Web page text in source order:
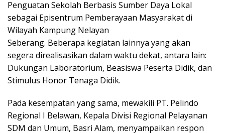
Penguatan Sekolah Berbasis Sumber Daya Lokal
sebagai Episentrum Pemberayaan Masyarakat di
Wilayah Kampung Nelayan
Seberang. Beberapa kegiatan lainnya yang akan
segera direalisasikan dalam waktu dekat, antara lain:
Dukungan Laboratorium, Beasiswa Peserta Didik, dan
Stimulus Honor Tenaga Didik.
Pada kesempatan yang sama, mewakili PT. Pelindo
Regional I Belawan, Kepala Divisi Regional Pelayanan
SDM dan Umum, Basri Alam, menyampaikan respon